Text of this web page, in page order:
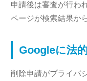
申請後は審査が行わ
ページが検索結果か
Googleに法
削除申請がプライバ